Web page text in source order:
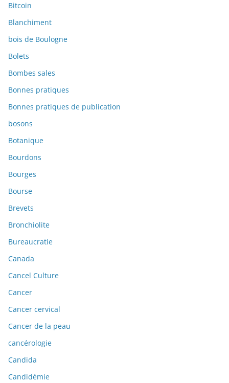
Bitcoin
Blanchiment
bois de Boulogne
Bolets
Bombes sales
Bonnes pratiques
Bonnes pratiques de publication
bosons
Botanique
Bourdons
Bourges
Bourse
Brevets
Bronchiolite
Bureaucratie
Canada
Cancel Culture
Cancer
Cancer cervical
Cancer de la peau
cancérologie
Candida
Candidémie